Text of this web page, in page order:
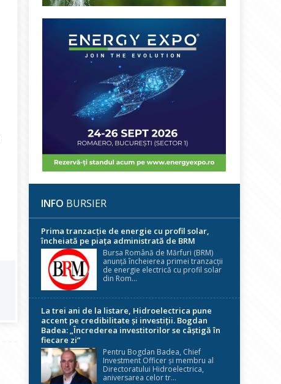
INFO BURSIER
Prima tranzacție de energie cu profil solar,
încheiată pe piața administrată de BRM
Bursa Română de Mărfuri (BRM)
anunță încheierea primei tranzacții
de energie electrică cu profil solar
din Rom...
La trei ani de la listare, Hidroelectrica pune
accent pe credibilitate și investiții. Bogdan
Badea: „Încrederea investitorilor se câștigă în
fiecare zi”
Pentru Bogdan Badea, Chief
Investment Officer și membru al
Directoratului Hidroelectrica,
aniversarea celor tr...